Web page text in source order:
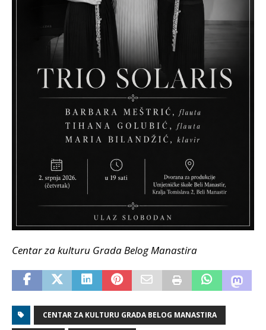
Centar za kulturu Grada Belog Manastira
CENTAR ZA KULTURU GRADA BELOG MANASTIRA